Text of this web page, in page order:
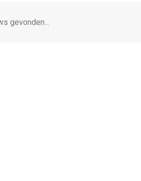
gevonden...